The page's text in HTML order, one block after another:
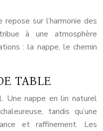
sur l’harmonie des
à une atmosphère
: la nappe, le chemin
TABLE
Une nappe en lin naturel
tandis qu’une
et raffinement. Les